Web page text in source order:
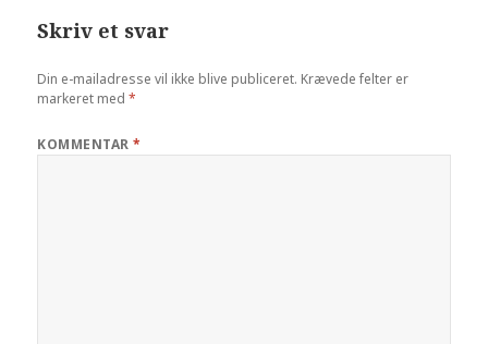
Skriv et svar
Din e-mailadresse vil ikke blive publiceret. Krævede felter er
markeret med*
KOMMENTAR*